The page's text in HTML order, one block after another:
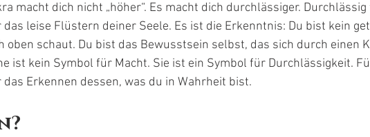
macht dich nicht „höher“. Es macht dich durchlässiger.
leise Flüstern deiner Seele. Es ist die Erkenntnis: Du bist kein
oben schaut. Du bist das Bewusstsein selbst, das sich durch einen
ist kein Symbol für Macht. Sie ist ein Symbol für Durchlässigkeit.
Erkennen dessen, was du in Wahrheit bist.